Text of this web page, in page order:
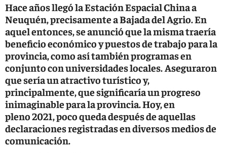
Hace años llegó la Estación Espacial China a
Neuquén, precisamente a Bajada del Agrio. En
aquel entonces, se anunció que la misma traería
beneficio económico y puestos de trabajo para la
provincia, como así también programas en
conjunto con universidades locales.Aseguraron
que sería un atractivo turístico y,
principalmente, que significaría un progreso
inimaginable para la provincia. Hoy, en
pleno 2021, poco queda después de aquellas
declaraciones registradas en diversos medios de
comunicación.